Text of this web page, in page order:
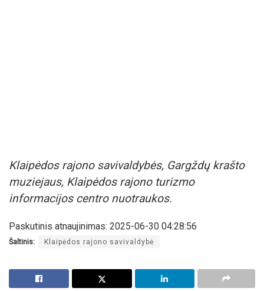
Klaipėdos rajono savivaldybės, Gargždų krašto
muziejaus, Klaipėdos rajono turizmo
informacijos centro nuotraukos.
Paskutinis atnaujinimas: 2025-06-30 04:28:56
Šaltinis: Klaipėdos rajono savivaldybė